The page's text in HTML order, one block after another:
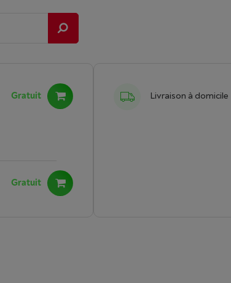
Livraison à domicile
Gratuit
Gratuit